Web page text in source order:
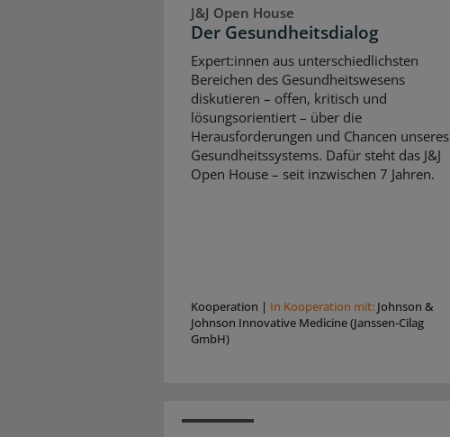
J&J Open House
Der Gesundheitsdialog
Expert:innen aus unterschiedlichsten
Bereichen des Gesundheitswesens
diskutieren – offen, kritisch und
lösungsorientiert – über die
Herausforderungen und Chancen unseres
Gesundheitssystems. Dafür steht das J&J
Open House – seit inzwischen 7 Jahren.
Kooperation | In Kooperation mit: Johnson &
Johnson Innovative Medicine (Janssen-Cilag
GmbH)